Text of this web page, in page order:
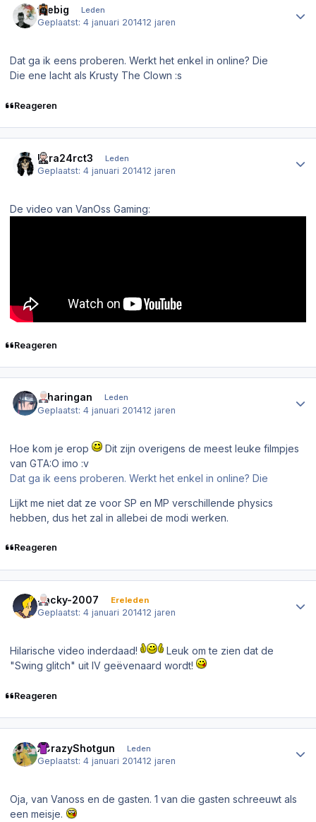
thebig Leden
Geplaatst:4 januari 201412 jaren
Dat ga ik eens proberen. Werkt het enkel in online? Die
Die ene lacht als Krusty The Clown :s
Reageren
Ezra24rct3 Leden
Geplaatst:4 januari 201412 jaren
De video van VanOss Gaming:
Reageren
.Sharingan Leden
Geplaatst:4 januari 201412 jaren
Hoe kom je erop
Dit zijn overigens de meest leuke filmpjes
van GTA:O imo :v
Dat ga ik eens proberen. Werkt het enkel in online? Die
Lijkt me niet dat ze voor SP en MP verschillende physics
hebben, dus het zal in allebei de modi werken.
Reageren
Jacky-2007 Ereleden
Geplaatst:4 januari 201412 jaren
Hilarische video inderdaad!
Leuk om te zien dat de
"Swing glitch" uit IV geëvenaard wordt!
Reageren
xCrazyShotgun Leden
Geplaatst:4 januari 201412 jaren
Oja, van Vanoss en de gasten. 1 van die gasten schreeuwt als
een meisje.